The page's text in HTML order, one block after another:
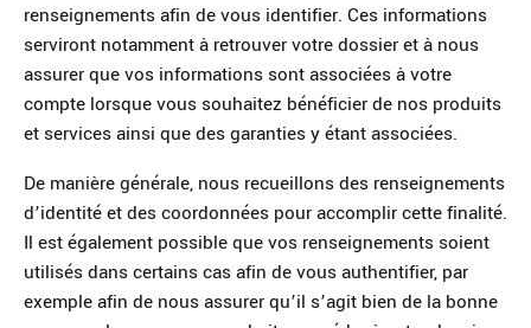
renseignements afin de vous identifier. Ces informations
serviront notamment à retrouver votre dossier et à nous
assurer que vos informations sont associées à votre
compte lorsque vous souhaitez bénéficier de nos produits
et services ainsi que des garanties y étant associées.
De manière générale, nous recueillons des renseignements
d’identité et des coordonnées pour accomplir cette finalité.
Il est également possible que vos renseignements soient
utilisés dans certains cas afin de vous authentifier, par
exemple afin de nous assurer qu’il s’agit bien de la bonne